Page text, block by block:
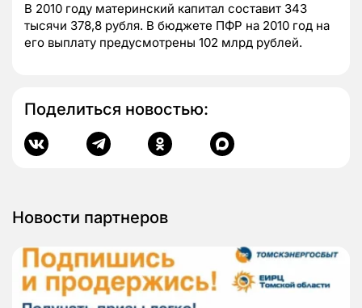
В 2010 году материнский капитал составит 343
тысячи 378,8 рубля. В бюджете ПФР на 2010 год на
его выплату предусмотрены 102 млрд рублей.
Поделиться новостью:
Новости партнеров